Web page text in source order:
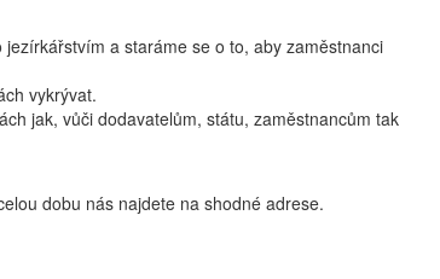
a staráme se o to, aby zaměstnanci
vykrývat.
jak, vůči dodavatelům, státu, zaměstnancům tak
dobu nás najdete na shodné adrese.